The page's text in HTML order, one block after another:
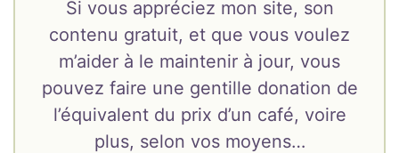
Si vous appréciez mon site, son
contenu gratuit, et que vous voulez
m’aider à le maintenir à jour, vous
pouvez faire une gentille donation de
l’équivalent du prix d’un café, voire
plus, selon vos moyens…